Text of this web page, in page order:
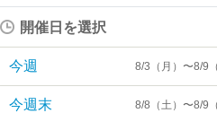
開催日を選択
今週 8/3（月）〜8/9（
今週末 8/8（土）〜8/9（